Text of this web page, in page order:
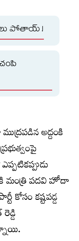
పోతాయ్ !
అద్దంకి
మంత్రి పదవి హోదా
కోసం క‌ష్ట‌ప‌డ్డ